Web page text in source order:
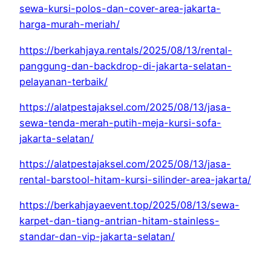
sewa-kursi-polos-dan-cover-area-jakarta-
harga-murah-meriah/
https://berkahjaya.rentals/2025/08/13/rental-
panggung-dan-backdrop-di-jakarta-selatan-
pelayanan-terbaik/
https://alatpestajaksel.com/2025/08/13/jasa-
sewa-tenda-merah-putih-meja-kursi-sofa-
jakarta-selatan/
https://alatpestajaksel.com/2025/08/13/jasa-
rental-barstool-hitam-kursi-silinder-area-jakarta/
https://berkahjayaevent.top/2025/08/13/sewa-
karpet-dan-tiang-antrian-hitam-stainless-
standar-dan-vip-jakarta-selatan/